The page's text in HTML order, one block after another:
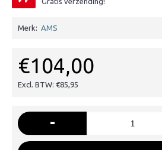
Merk: AMS
€104,00
Excl. BTW: €85,95
-